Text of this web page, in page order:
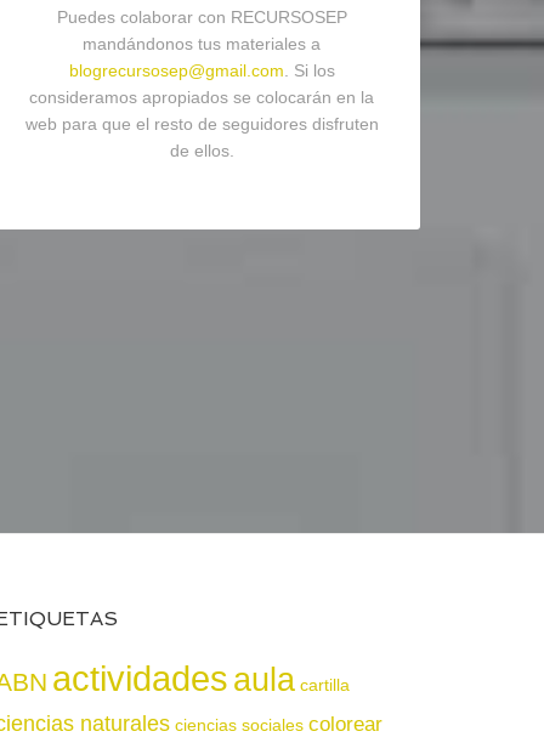
Puedes colaborar con RECURSOSEP
mandándonos tus materiales a
blogrecursosep@gmail.com . Si los
consideramos apropiados se colocarán en la
web para que el resto de seguidores disfruten
de ellos.
actividadesaula cartilla
naturales ciencias sociales colorear